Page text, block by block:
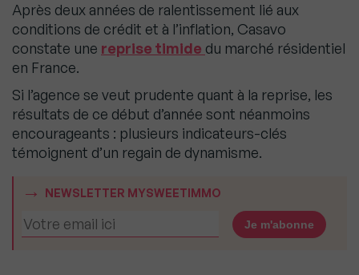
Après deux années de ralentissement lié aux
conditions de crédit et à l’inflation, Casavo
constate une reprise timide du marché résidentiel
en France.
Si l’agence se veut prudente quant à la reprise, les
résultats de ce début d’année sont néanmoins
encourageants : plusieurs indicateurs-clés
témoignent d’un regain de dynamisme.
NEWSLETTER MYSWEETIMMO